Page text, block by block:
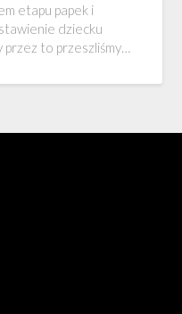
etapu papek i
dziecku
przez to przeszliśmy…